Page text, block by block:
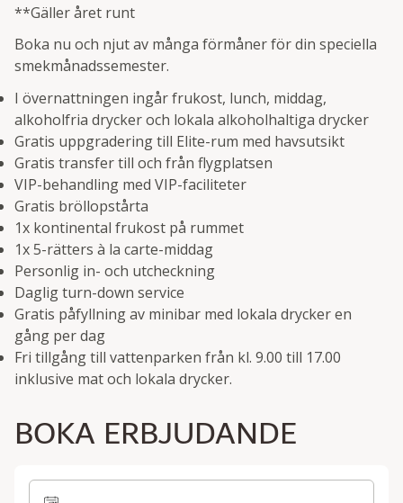
**Gäller året runt
Boka nu och njut av många förmåner för din speciella
smekmånadssemester.
I övernattningen ingår frukost, lunch, middag,
alkoholfria drycker och lokala alkoholhaltiga drycker
Gratis uppgradering till Elite-rum med havsutsikt
Gratis transfer till och från flygplatsen
VIP-behandling med VIP-faciliteter
Gratis bröllopstårta
1x kontinental frukost på rummet
1x 5-rätters à la carte-middag
Personlig in- och utcheckning
Daglig turn-down service
Gratis påfyllning av minibar med lokala drycker en
gång per dag
Fri tillgång till vattenparken från kl. 9.00 till 17.00
inklusive mat och lokala drycker.
BOKA ERBJUDANDE